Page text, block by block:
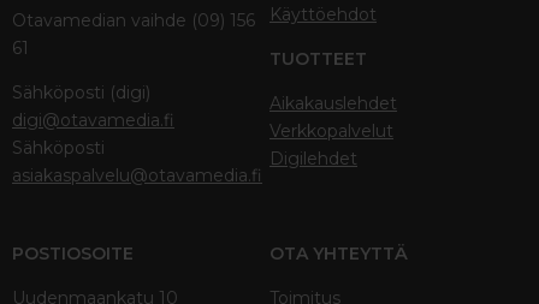
Otavamedian vaihde (09) 156
61
Sähköposti (digi)
digi@otavamedia.fi
Sähköposti
asiakaspalvelu@otavamedia.fi
Käyttöehdot
TUOTTEET
Aikakauslehdet
Verkkopalvelut
Digilehdet
POSTIOSOITE
Uudenmaankatu 10
OTA YHTEYTTÄ
Toimitus